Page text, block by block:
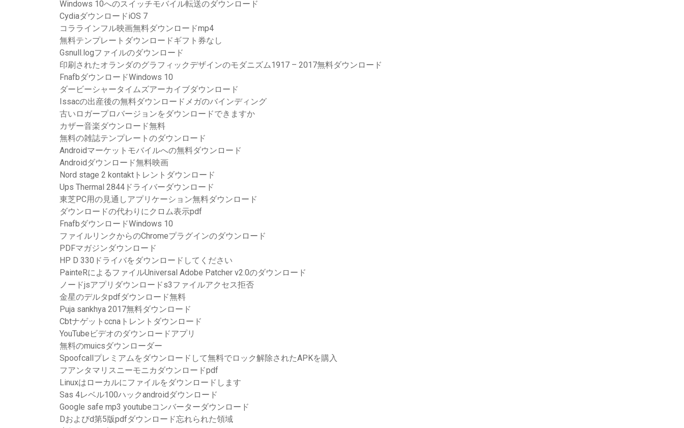
Windows 10へのスイッチモバイル転送のダウンロード
CydiaダウンロードiOS 7
コララインフル映画無料ダウンロードmp4
無料テンプレートダウンロードギフト券なし
Gsnull.logファイルのダウンロード
印刷されたオランダのグラフィックデザインのモダニズム1917 – 2017無料ダウンロード
FnafbダウンロードWindows 10
ダービーシャータイムズアーカイブダウンロード
Issacの出産後の無料ダウンロードメガのバインディング
古いロガープロバージョンをダウンロードできますか
カザー音楽ダウンロード無料
無料の雑誌テンプレートのダウンロード
Androidマーケットモバイルへの無料ダウンロード
Androidダウンロード無料映画
Nord stage 2 kontaktトレントダウンロード
Ups Thermal 2844ドライバーダウンロード
東芝PC用の見通しアプリケーション無料ダウンロード
ダウンロードの代わりにクロム表示pdf
FnafbダウンロードWindows 10
ファイルリンクからのChromeプラグインのダウンロード
PDFマガジンダウンロード
HP D 330ドライバをダウンロードしてください
PainteRによるファイルUniversal Adob​​e Patcher v2.0のダウンロード
ノードjsアプリダウンロードs3ファイルアクセス拒否
金星のデルタpdfダウンロード無料
Puja sankhya 2017無料ダウンロード
Cbtナゲットccnaトレントダウンロード
YouTubeビデオのダウンロードアプリ
無料のmuicsダウンローダー
Spoofcallプレミアムをダウンロードして無料でロック解除されたAPKを購入
フアンタマリスニーモニカダウンロードpdf
Linuxはローカルにファイルをダウンロードします
Sas 4レベル100ハックandroidダウンロード
Google safe mp3 youtubeコンバーターダウンロード
Dおよびd第5版pdfダウンロード忘れられた領域